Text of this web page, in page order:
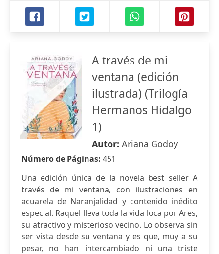
A través de mi
ventana (edición
ilustrada) (Trilogía
Hermanos Hidalgo
1)
Autor: Ariana Godoy
Número de Páginas: 451
Una edición única de la novela best seller A
través de mi ventana, con ilustraciones en
acuarela de Naranjalidad y contenido inédito
especial. Raquel lleva toda la vida loca por Ares,
su atractivo y misterioso vecino. Lo observa sin
ser vista desde su ventana y es que, muy a su
pesar, no han intercambiado ni una triste